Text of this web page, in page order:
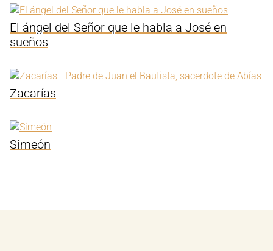
El ángel del Señor que le habla a José en
sueños
Zacarías
Simeón